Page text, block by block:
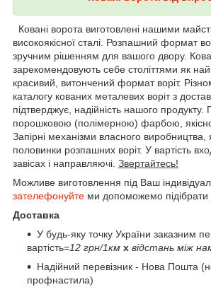
Ковані ворота виготовлені нашими
високоякісної сталі. Розпашний формат
зручним рішенням для вашого двору.
зарекомендовують себе століттями як
красивий, витончений формат воріт.
каталогу кованих металевих воріт з
підтверджує, надійність нашого
порошковою (полімерною) фарбою, якісно
Запірні механізми власного виробництва,
половинки розпашних воріт. У вартість
завісах і направляючі. Звертайтесь!
Можливе виготовлення під Ваш
зателефонуйте ми допоможемо підібрати
Доставка
У будь-яку точку України заказним
вартість=12 грн/1км х відстань між
Надійний перевізник - Нова Пошта
профнастила)